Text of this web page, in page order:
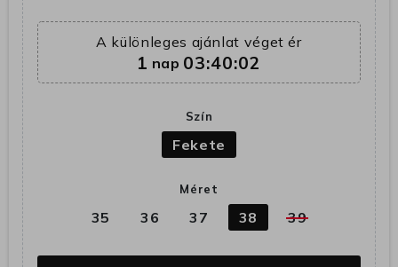
A különleges ajánlat véget ér
1 nap 03:40:01
Szín
Fekete
Méret
35 36 37 38 39